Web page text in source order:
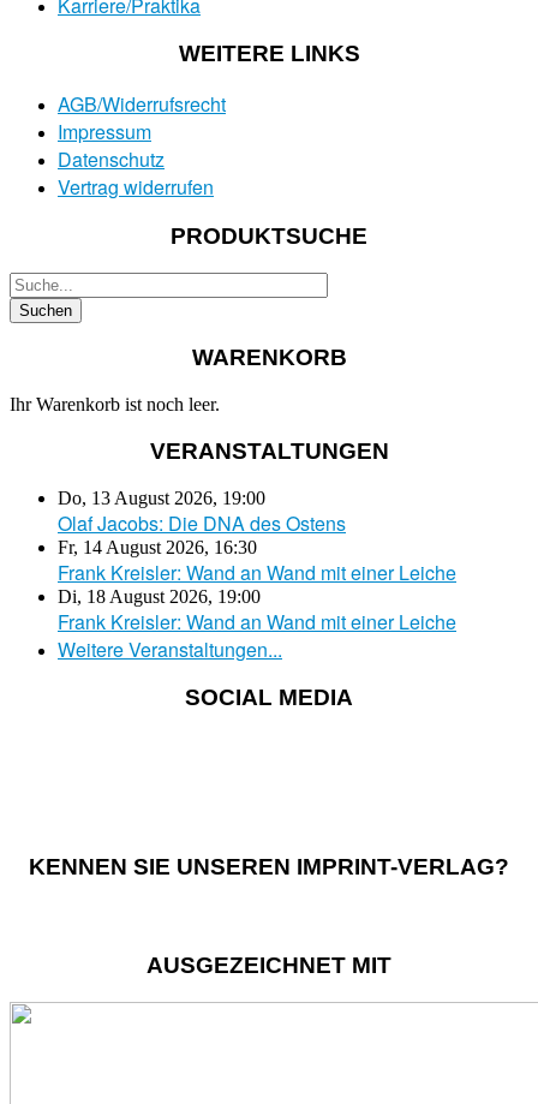
WEITERE LINKS
AGB/Widerrufsrecht
Impressum
Datenschutz
Vertrag widerrufen
PRODUKTSUCHE
WARENKORB
Ihr Warenkorb ist noch leer.
VERANSTALTUNGEN
Do, 13 August 2026, 19:00
Olaf Jacobs: Die DNA des Ostens
Fr, 14 August 2026, 16:30
Frank Kreisler: Wand an Wand mit einer Leiche
Di, 18 August 2026, 19:00
Frank Kreisler: Wand an Wand mit einer Leiche
Weitere Veranstaltungen...
SOCIAL MEDIA
KENNEN SIE UNSEREN IMPRINT-VERLAG?
AUSGEZEICHNET MIT